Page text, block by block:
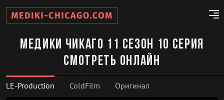
Медики Чикаго 11 сезон 10 серия
смотреть онлайн
LE-Production ColdFilm Оригинал